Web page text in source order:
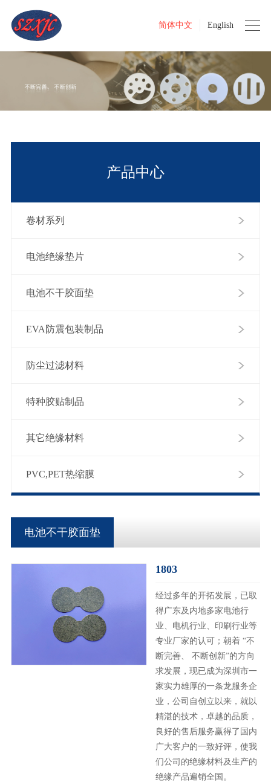
简体中文 English
产品中心
卷材系列
电池绝缘垫片
电池不干胶面垫
EVA防震包装制品
防尘过滤材料
特种胶贴制品
其它绝缘材料
PVC,PET热缩膜
电池不干胶面垫
1803
经过多年的开拓发展，已取
得广东及内地多家电池行
业、电机行业、印刷行业等
专业厂家的认可；朝着 “不
断完善、 不断创新”的方向
求发展，现已成为深圳市一
家实力雄厚的一条龙服务企
业，公司自创立以来，就以
精湛的技术，卓越的品质，
良好的售后服务赢得了国内
广大客户的一致好评，使我
们公司的绝缘材料及生产的
绝缘产品遍销全国。